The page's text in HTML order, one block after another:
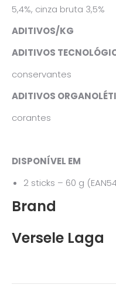
5,4%, cinza bruta 3,5%
ADITIVOS/KG
ADITIVOS
conservantes
ADITIVOS
corantes
DISPONÍVEL EM
2 sticks – 60 g
Brand
Versele Laga